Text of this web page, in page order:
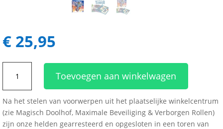
€ 25,95
Maze
Tower
aantal
Toevoegen aan winkelwagen
Na het stelen van voorwerpen uit het plaatselijke winkelcentrum
(zie Magisch Doolhof, Maximale Beveiliging & Verborgen Rollen)
zijn onze helden gearresteerd en opgesloten in een toren van